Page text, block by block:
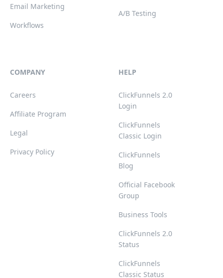
Email Marketing
Workflows
A/B Testing
COMPANY
Careers
Affiliate Program
Legal
Privacy Policy
HELP
ClickFunnels 2.0
Login
ClickFunnels
Classic Login
ClickFunnels
Blog
Official Facebook
Group
Business Tools
ClickFunnels 2.0
Status
ClickFunnels
Classic Status